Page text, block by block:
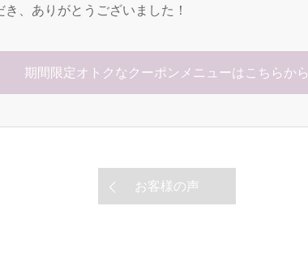
、ありがとうございました！
期間限定オトクなクーポンメニューはこちらから
お客様の声